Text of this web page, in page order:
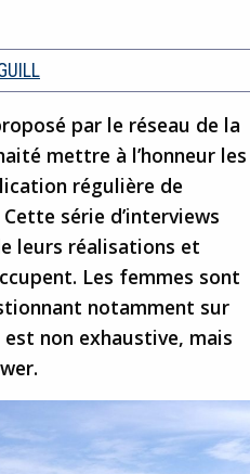
par le réseau de la
mettre à l’honneur les
régulière de
série d’interviews
leurs réalisations et
Les femmes sont
notamment sur
non exhaustive, mais